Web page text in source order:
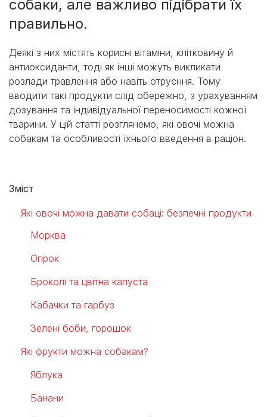
собаки, але важливо підібрати їх
правильно.
Деякі з них містять корисні вітаміни, клітковину й
антиоксиданти, тоді як інші можуть викликати
розлади травлення або навіть отруєння. Тому
вводити такі продукти слід обережно, з урахуванням
дозування та індивідуальної переносимості кожної
тварини. У цій статті розглянемо, які овочі можна
собакам та особливості їхнього введення в раціон.
Зміст
Які овочі можна давати собаці: безпечні продукти
Морква
Огірок
Броколі та цвітна капуста
Кабачки та гарбуз
Зелені боби, горошок
Які фрукти можна собакам?
Яблука
Банани